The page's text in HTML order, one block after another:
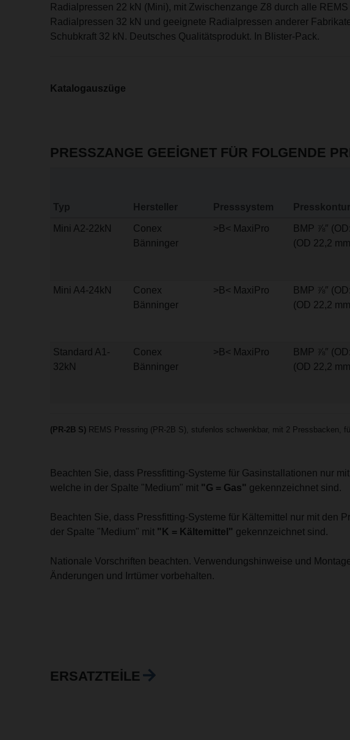
Radialpressen 22 kN (Mini), mit Zwischenzange Z8 durch alle REMS
Radialpressen 32 kN und geeignete Radialpressen anderer
Schubkraft 32 kN. Deutsches Qualitätsprodukt. In Blister-Pack.
Katalogauszüge
PRESSZANGE GEEIGNET FÜR FOLGENDE
Typ Hersteller Presssystem Presskontur
Mini A2-22kN
Conex
Bänninger
>B< MaxiPro
BMP ⅞″ (OD:
(OD 22,2
Mini A4-24kN
Conex
Bänninger
>B< MaxiPro
BMP ⅞″ (OD:
(OD 22,2
Standard A1-
32kN
Conex
Bänninger
>B< MaxiPro
BMP ⅞″ (OD:
(OD 22,2
(PR-2B S) REMS Pressring (PR-2B S), stufenlos schwenkbar, mit 2 Pressbacken,
Beachten Sie, dass Pressfitting-Systeme für Gasinstallationen nur
welche in der Spalte "Medium" mit "G = Gas" gekennzeichnet sind.
Beachten Sie, dass Pressfitting-Systeme für Kältemittel nur mit den
der Spalte "Medium" mit "K = Kältemittel" gekennzeichnet sind.
Nationale Vorschriften beachten. Verwendungshinweise und
Änderungen und Irrtümer vorbehalten.
ERSATZTEILE